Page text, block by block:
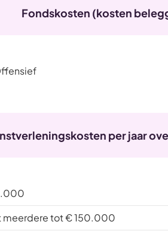
Fondskosten (kosten
per jaar
meerdere tot € 150.000